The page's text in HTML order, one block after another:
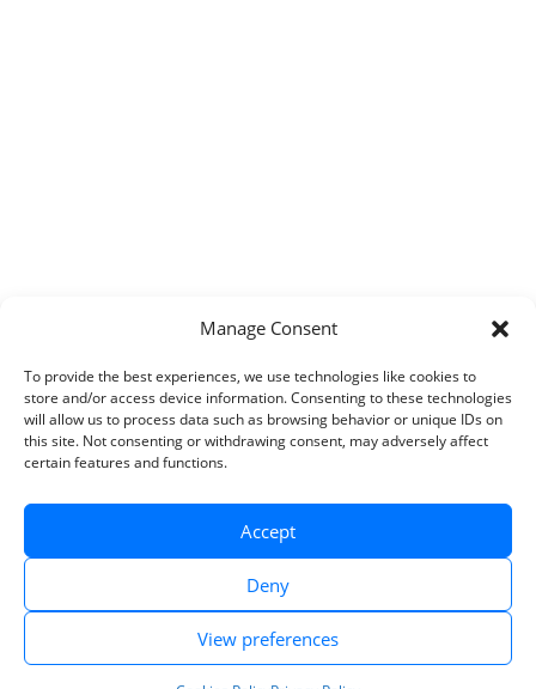
Manage Consent
To provide the best experiences, we use technologies like cookies to
store and/or access device information. Consenting to these technologies
will allow us to process data such as browsing behavior or unique IDs on
this site. Not consenting or withdrawing consent, may adversely affect
certain features and functions.
Accept
Deny
View preferences